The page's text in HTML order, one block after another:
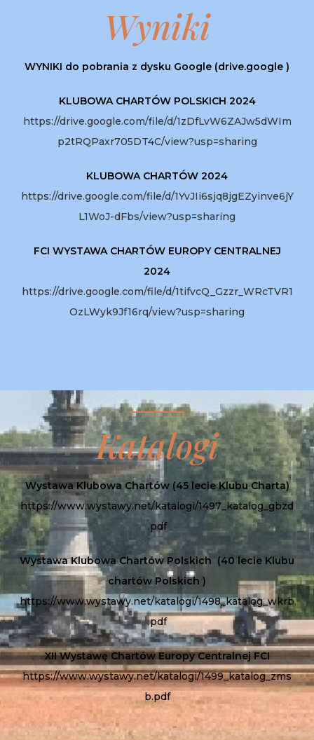
Wyniki
WYNIKI do pobrania z dysku Google (drive.google )
KLUBOWA CHARTÓW POLSKICH 2024
https://drive.google.com/file/d/1zDfLvW6ZAJw5dWIm
p2tRQPaxr705DT4C/view?usp=sharing
KLUBOWA CHARTÓW 2024
https://drive.google.com/file/d/1YvJIi6sjq8jgEZyinve6jY
L1WoJ-dFbs/view?usp=sharing
FCI WYSTAWA CHARTÓW EUROPY CENTRALNEJ
2024
https://drive.google.com/file/d/1tifvcQ_Gzzr_WRcTVR1
OzLWyk9Jf16rq/view?usp=sharing
Katalogi
Wystawa Klubowa Chartów (45 lecie Klubu Charta)
https://www.wystawy.net/katalogi/1497_katalog_gbzd
.pdf
Wystawa Klubowa Chartów Polskich (40 lecie Klubu
chartów Polskich )
https://www.wystawy.net/katalogi/1498_katalog_wkrb
.pdf
XII Wystawę Chartów Europy Centralnej FCI
https://www.wystawy.net/katalogi/1499_katalog_zms
b.pdf